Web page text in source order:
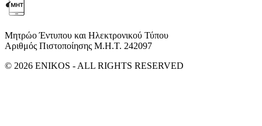
Μητρώο Έντυπου και Ηλεκτρονικού Τύπου
Αριθμός Πιστοποίησης Μ.Η.Τ. 242097
© 2026 ENIKOS - ALL RIGHTS RESERVED